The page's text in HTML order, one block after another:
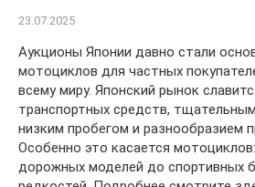
23.07.2025
Аукционы Японии давно стали
мотоциклов для частных
всему миру. Японский рынок
транспортных средств,
низким пробегом и разнообразием
Особенно это касается
дорожных моделей до спортивных